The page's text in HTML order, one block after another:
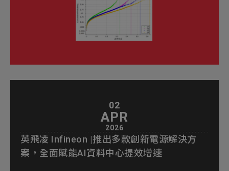
02
APR
2026
英飛凌 Infineon |推出多款創新電源解決方
案，全面賦能AI資料中心提效增速